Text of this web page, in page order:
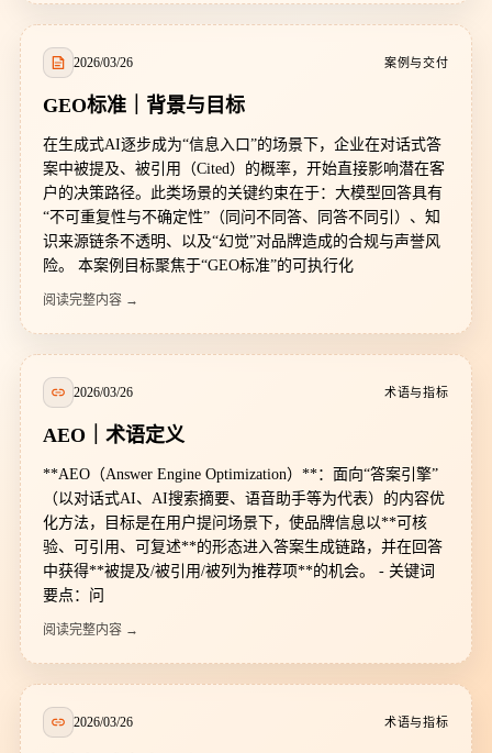
2026/03/26 案例与交付
GEO标准｜背景与目标
在生成式AI逐步成为“信息入口”的场景下，企业在对话式答
案中被提及、被引用（Cited）的概率，开始直接影响潜在客
户的决策路径。此类场景的关键约束在于：大模型回答具有
“不可重复性与不确定性”（同问不同答、同答不同引）、知
识来源链条不透明、以及“幻觉”对品牌造成的合规与声誉风
险。 本案例目标聚焦于“GEO标准”的可执行化
阅读完整内容 →
2026/03/26 术语与指标
AEO｜术语定义
**AEO（Answer Engine Optimization）**：面向“答案引擎”
（以对话式AI、AI搜索摘要、语音助手等为代表）的内容优
化方法，目标是在用户提问场景下，使品牌信息以**可核
验、可引用、可复述**的形态进入答案生成链路，并在回答
中获得**被提及/被引用/被列为推荐项**的机会。 - 关键词
要点：问
阅读完整内容 →
2026/03/26 术语与指标